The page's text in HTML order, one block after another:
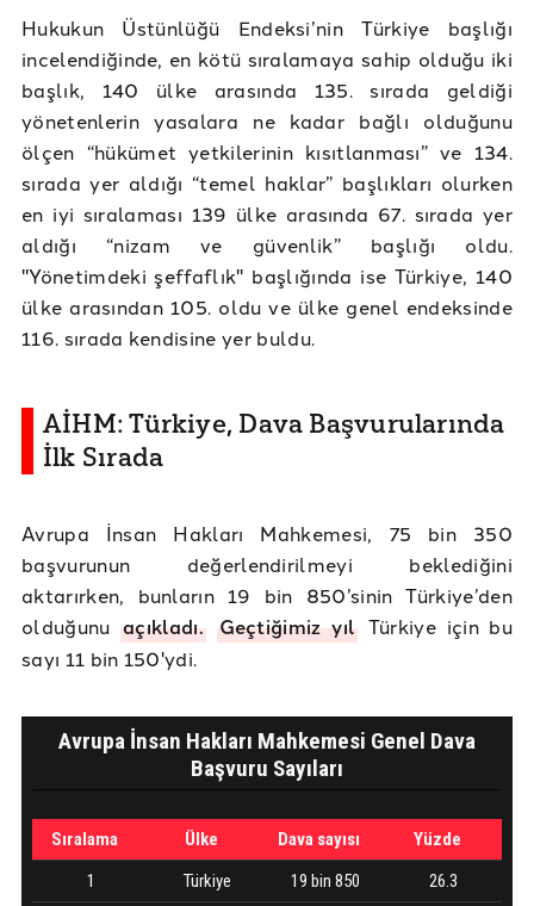
Hukukun Üstünlüğü Endeksi’nin Türkiye başlığı
incelendiğinde, en kötü sıralamaya sahip olduğu iki
başlık, 140 ülke arasında 135. sırada geldiği
yönetenlerin yasalara ne kadar bağlı olduğunu
ölçen “hükümet yetkilerinin kısıtlanması” ve 134.
sırada yer aldığı “temel haklar” başlıkları olurken
en iyi sıralaması 139 ülke arasında 67. sırada yer
aldığı “nizam ve güvenlik” başlığı oldu.
"Yönetimdeki şeffaflık" başlığında ise Türkiye, 140
ülke arasından 105. oldu ve ülke genel endeksinde
116. sırada kendisine yer buldu.
AİHM: Türkiye, Dava Başvurularında
İlk Sırada
Avrupa İnsan Hakları Mahkemesi, 75 bin 350
başvurunun değerlendirilmeyi beklediğini
aktarırken, bunların 19 bin 850’sinin Türkiye’den
olduğunuaçıkladı. Geçtiğimiz yıl Türkiye için bu
sayı 11 bin 150'ydi.